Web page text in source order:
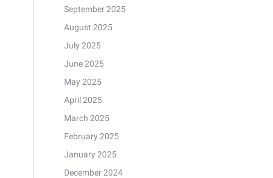
September 2025
August 2025
July 2025
June 2025
May 2025
April 2025
March 2025
February 2025
January 2025
December 2024